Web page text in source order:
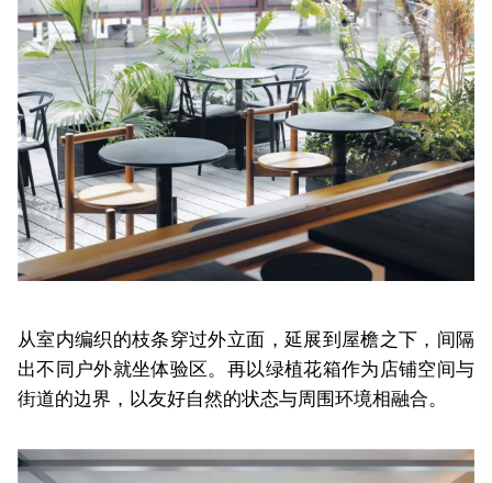
从室内编织的枝条穿过外立面，延展到屋檐之下，间隔
出不同户外就坐体验区。再以绿植花箱作为店铺空间与
街道的边界，以友好自然的状态与周围环境相融合。